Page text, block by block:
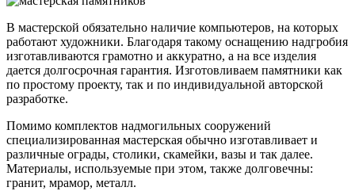
В мастерской обязательно наличие компьютеров, на которых
работают художники. Благодаря такому оснащению надгробия
изготавливаются грамотно и аккуратно, а на все изделия
дается долгосрочная гарантия. Изготовливаем памятники как
по простому проекту, так и по индивидуальной авторской
разработке.
Помимо комплектов надмогильных сооружений
специализированная мастерская обычно изготавливает и
различные ограды, столики, скамейки, вазы и так далее.
Материалы, используемые при этом, также долговечны:
гранит, мрамор, металл.